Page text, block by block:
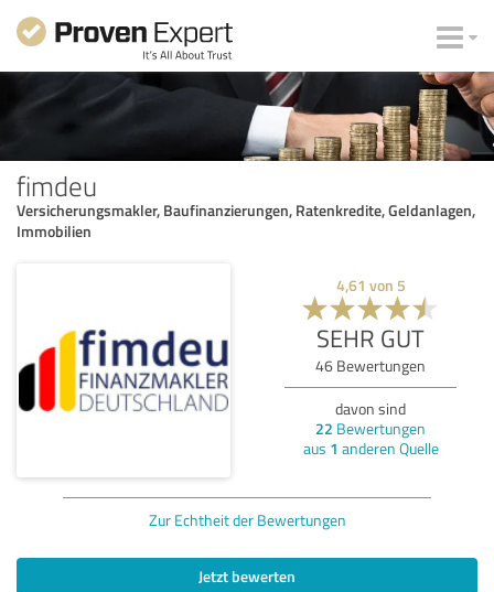
fimdeu
Versicherungsmakler, Baufinanzierungen, Ratenkredite, Geldanlagen,
Immobilien
4,61 von 5
SEHR GUT
46 Bewertungen
davon sind
22 Bewertungen
aus 1 anderen Quelle
Zur Echtheit der Bewertungen
Jetzt bewerten